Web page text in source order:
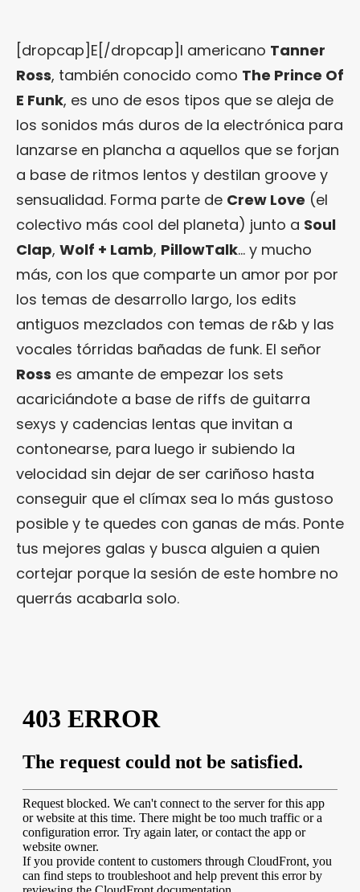
[dropcap]E[/dropcap]l americano Tanner
Ross, también conocido como The Prince Of
E Funk, es uno de esos tipos que se aleja de
los sonidos más duros de la electrónica para
lanzarse en plancha a aquellos que se forjan
a base de ritmos lentos y destilan groove y
sensualidad. Forma parte de Crew Love (el
colectivo más cool del planeta) junto a Soul
Clap, Wolf + Lamb, PillowTalk… y mucho
más, con los que comparte un amor por por
los temas de desarrollo largo, los edits
antiguos mezclados con temas de r&b y las
vocales tórridas bañadas de funk. El señor
Ross es amante de empezar los sets
acariciándote a base de riffs de guitarra
sexys y cadencias lentas que invitan a
contonearse, para luego ir subiendo la
velocidad sin dejar de ser cariñoso hasta
conseguir que el clímax sea lo más gustoso
posible y te quedes con ganas de más. Ponte
tus mejores galas y busca alguien a quien
cortejar porque la sesión de este hombre no
querrás acabarla solo.